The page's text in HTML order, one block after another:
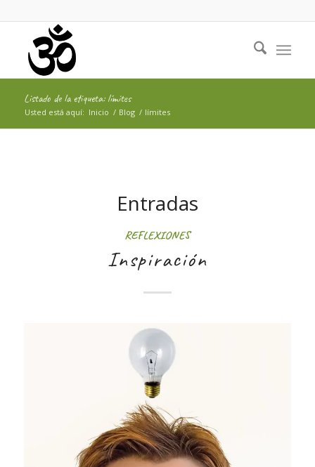
Listado de la etiqueta: límites
Usted está aquí: Inicio / Blog / límites
Entradas
REFLEXIONES
Inspiración